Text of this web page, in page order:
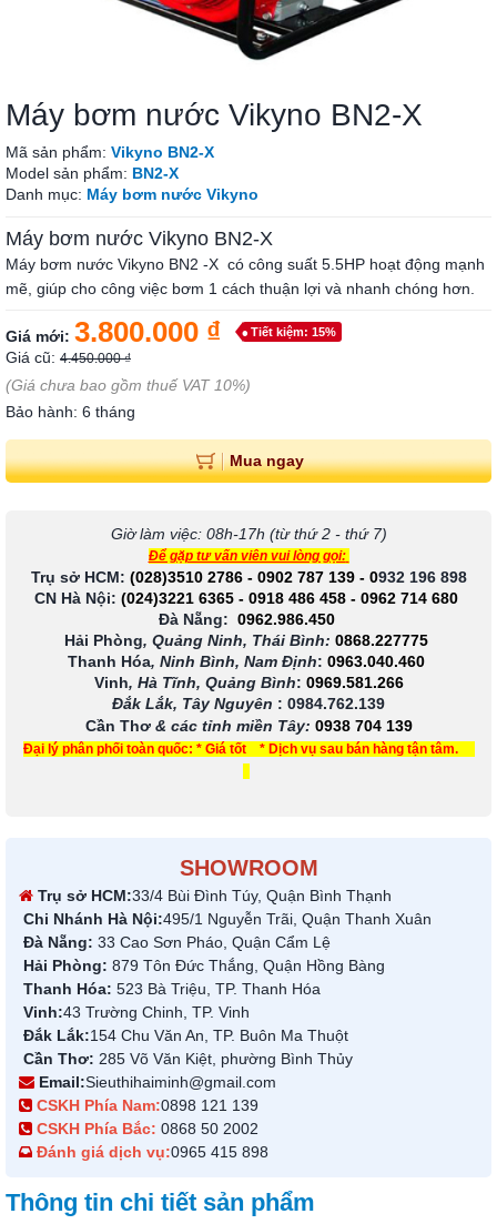
Máy bơm nước Vikyno BN2-X
Mã sản phẩm: Vikyno BN2-X
Model sản phẩm: BN2-X
Danh mục: Máy bơm nước Vikyno
Máy bơm nước Vikyno BN2-X
Máy bơm nước Vikyno BN2 -X có công suất 5.5HP hoạt động mạnh
mẽ, giúp cho công việc bơm 1 cách thuận lợi và nhanh chóng hơn.
Giá mới: 3.800.000 ₫ Tiết kiệm: 15%
Giá cũ: 4.450.000 ₫
(Giá chưa bao gồm thuế VAT 10%)
Bảo hành: 6 tháng
Mua ngay
Giờ làm việc: 08h-17h (từ thứ 2 - thứ 7)
Để gặp tư vấn viên vui lòng gọi:
Trụ sở HCM: (028)3510 2786 - 0902 787 139- 0932 196 898
CN Hà Nội: (024)3221 6365 - 0918 486 458 - 0962 714 680
Đà Nẵng: 0962.986.450
Hải Phòng, Quảng Ninh, Thái Bình: 0868.227775
Thanh Hóa, Ninh Bình, Nam Định: 0963.040.460
Vinh, Hà Tĩnh, Quảng Bình: 0969.581.266
Đắk Lắk, Tây Nguyên : 0984.762.139
Cần Thơ & các tỉnh miền Tây: 0938 704 139
Đại lý phân phối toàn quốc: * Giá tốt * Dịch vụ sau bán hàng tận tâm.
SHOWROOM
Trụ sở HCM:33/4 Bùi Đình Túy, Quận Bình Thạnh
Chi Nhánh Hà Nội:495/1 Nguyễn Trãi, Quận Thanh Xuân
Đà Nẵng: 33 Cao Sơn Pháo, Quận Cẩm Lệ
Hải Phòng: 879 Tôn Đức Thắng, Quận Hồng Bàng
Thanh Hóa: 523 Bà Triệu, TP. Thanh Hóa
Vinh:43 Trường Chinh, TP. Vinh
Đắk Lắk:154 Chu Văn An, TP. Buôn Ma Thuột
Cần Thơ: 285 Võ Văn Kiệt, phường Bình Thủy
Email:Sieuthihaiminh@gmail.com
CSKH Phía Nam:0898 121 139
CSKH Phía Bắc: 0868 50 2002
Đánh giá dịch vụ:0965 415 898
Thông tin chi tiết sản phẩm